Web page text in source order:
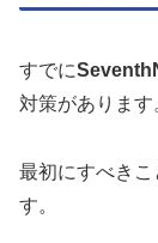
すでに
対策があります
最初にすべき
す。